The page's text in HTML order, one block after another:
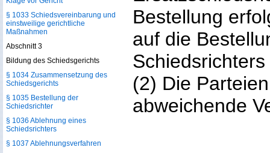
Bestellung
auf die
(2) Die
abweichende
§ 1033 Schiedsvereinbarung und
einstweilige gerichtliche
Maßnahmen
Abschnitt 3
Bildung des Schiedsgerichts
§ 1034 Zusammensetzung des
Schiedsgerichts
§ 1035 Bestellung der
Schiedsrichter
§ 1036 Ablehnung eines
Schiedsrichters
§ 1037 Ablehnungsverfahren